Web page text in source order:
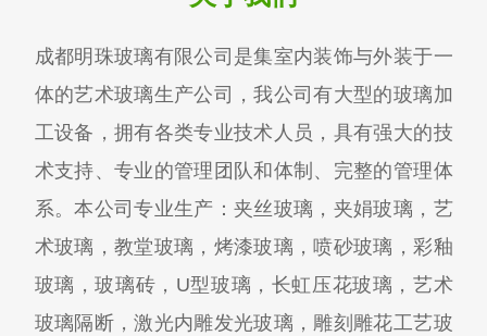
成都明珠玻璃有限公司是集室内装饰与外装于一
体的艺术玻璃生产公司，我公司有大型的玻璃加
工设备，拥有各类专业技术人员，具有强大的技
术支持、专业的管理团队和体制、完整的管理体
系。本公司专业生产：夹丝玻璃，夹娟玻璃，艺
术玻璃，教堂玻璃，烤漆玻璃，喷砂玻璃，彩釉
玻璃，玻璃砖，U型玻璃，长虹压花玻璃，艺术
玻璃隔断，激光内雕发光玻璃，雕刻雕花工艺玻